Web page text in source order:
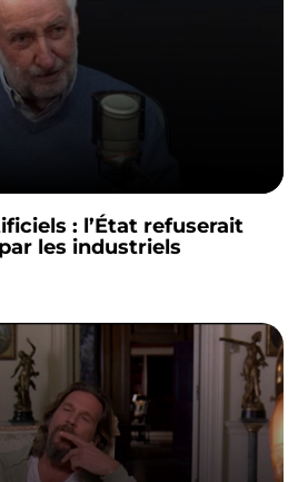
: l’État refuserait
les industriels